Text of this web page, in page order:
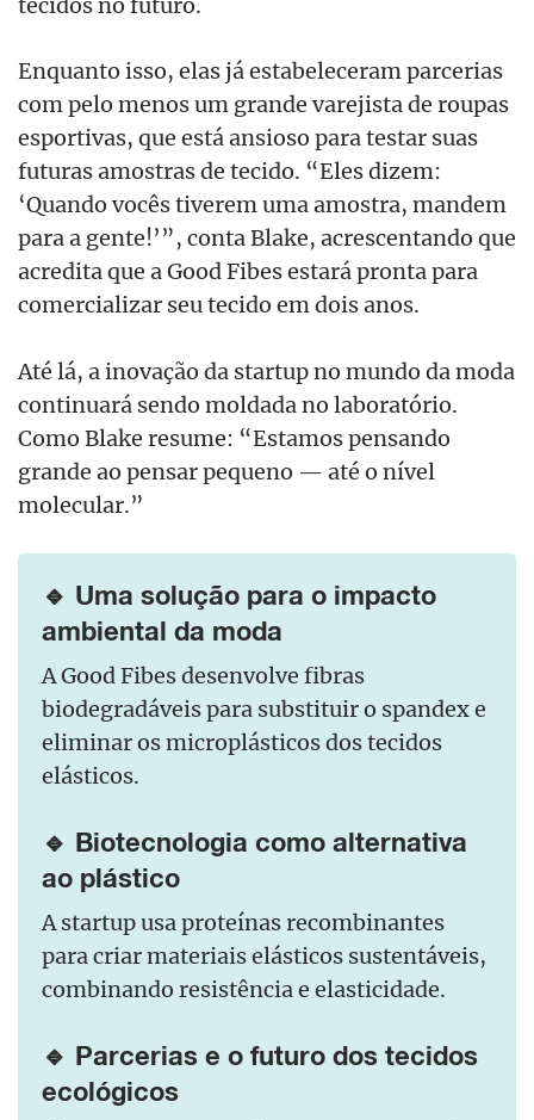
Enquanto isso, elas já estabeleceram parcerias
com pelo menos um grande varejista de roupas
esportivas, que está ansioso para testar suas
futuras amostras de tecido. “Eles dizem:
‘Quando vocês tiverem uma amostra, mandem
para a gente!’”, conta Blake, acrescentando que
acredita que a Good Fibes estará pronta para
comercializar seu tecido em dois anos.
Até lá, a inovação da startup no mundo da moda
continuará sendo moldada no laboratório.
Como Blake resume: “Estamos pensando
grande ao pensar pequeno — até o nível
molecular.”
🔹 Uma solução para o impacto
ambiental da moda
A Good Fibes desenvolve fibras
biodegradáveis para substituir o spandex e
eliminar os microplásticos dos tecidos
elásticos.
🔹 Biotecnologia como alternativa
ao plástico
A startup usa proteínas recombinantes
para criar materiais elásticos sustentáveis,
combinando resistência e elasticidade.
🔹 Parcerias e o futuro dos tecidos
ecológicos